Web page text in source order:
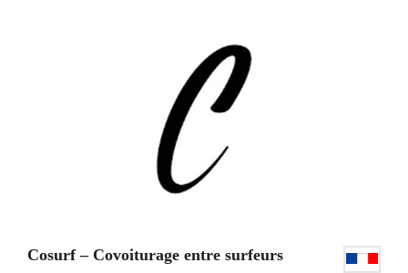
Cosurf – Covoiturage entre surfeurs